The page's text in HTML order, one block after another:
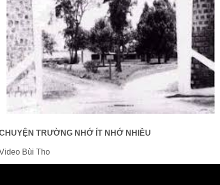
TRƯỜNG NHỚ ÍT NHỚ NHIỀU
Bùi Tho